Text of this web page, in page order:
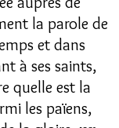
la parole de
et dans
à ses saints,
quelle est la
les païens,